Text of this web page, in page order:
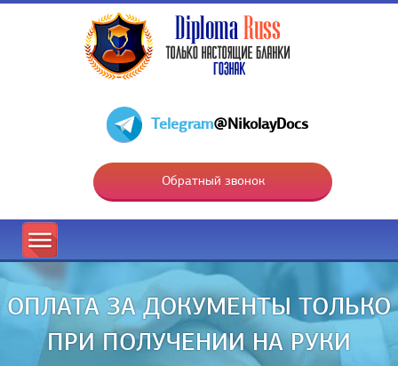
Telegram@NikolayDocs
Обратный звонок
ОПЛАТА ЗА ДОКУМЕНТЫ ТОЛЬКО
ПРИ ПОЛУЧЕНИИ НА РУКИ